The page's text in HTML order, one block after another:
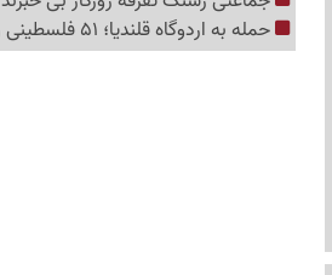
حمله به اردوگاه قلندیا؛ 51 فلسطینی زخمی و بیش از 70 بازداشتی